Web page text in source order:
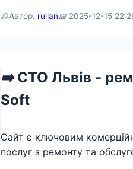
🙎Автор: rullan📅 2025-12-15
➡️СТО Львів -
Soft
Сайт є ключовим
послуг з ремонту та